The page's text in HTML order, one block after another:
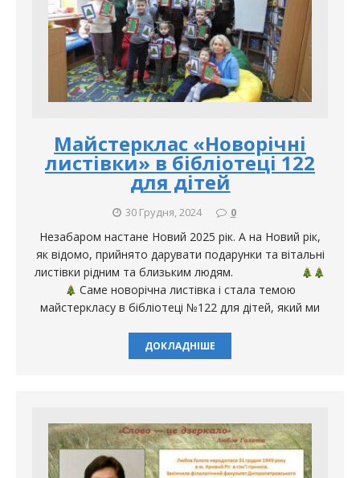
Майстерклас «Новорічні
листівки» в бібліотеці 122
для дітей
30 Грудня, 2024 0
Незабаром настане Новий 2025 рік. А на Новий рік,
як відомо, прийнято дарувати подарунки та вітальні
листівки рідним та близьким людям.
Саме новорічна листівка і стала темою
майстеркласу в бібліотеці №122 для дітей, який ми
ДОКЛАДНІШЕ